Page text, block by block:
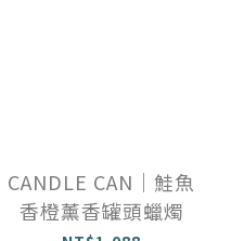
CANDLE CAN｜鮭魚
香橙薰香罐頭蠟燭